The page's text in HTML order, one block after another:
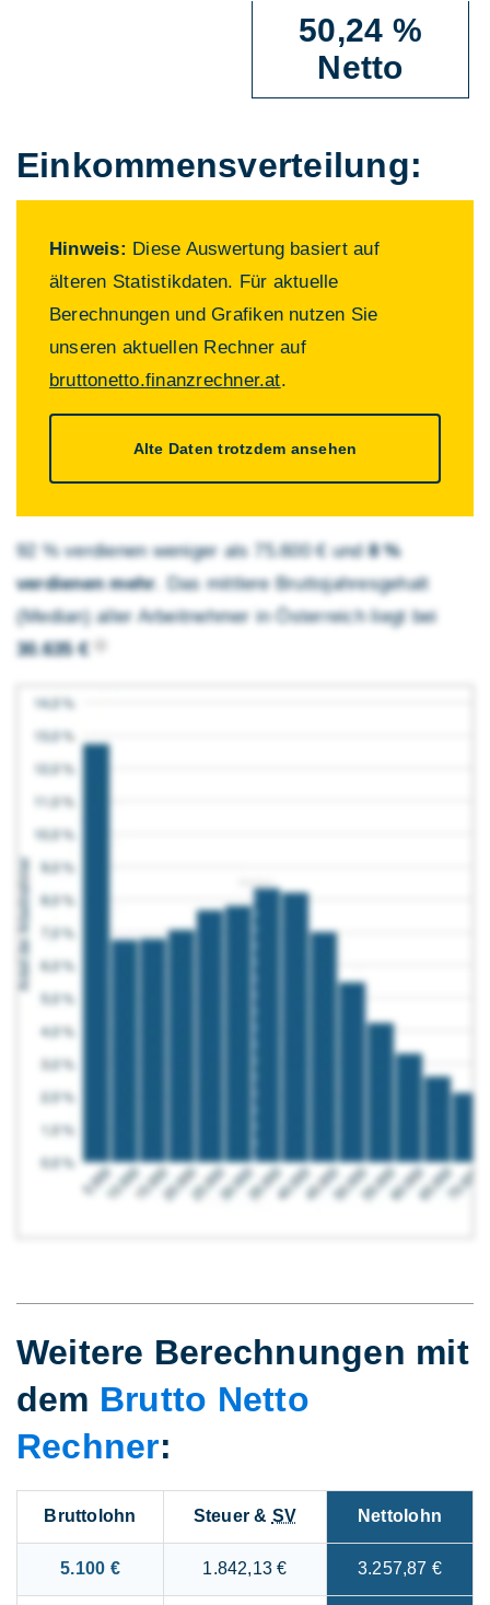
50,24 %
Netto
Einkommens­verteilung:
Hinweis: Diese Auswertung basiert auf
älteren Statistikdaten. Für aktuelle
Berechnungen und Grafiken nutzen Sie
unseren aktuellen Rechner auf
bruttonetto.finanzrechner.at.
Alte Daten trotzdem ansehen
92 % verdienen weniger als 75.600 € und8 %
verdienen mehr . Das mittlere Brutto­jahres­gehalt
(Median) aller Arbeitnehmer in Österreich liegt bei
30.635 €
Weitere Berechnungen mit
dem Brutto Netto
Rechner:
Bruttolohn Steuer & SV Nettolohn
5.100 € 1.842,13 € 3.257,87 €